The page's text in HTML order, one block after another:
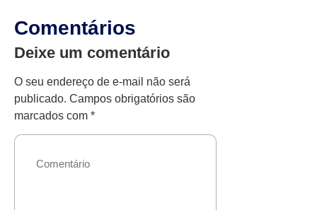
Comentários
Deixe um comentário
O seu endereço de e-mail não será
publicado. Campos obrigatórios são
marcados com *